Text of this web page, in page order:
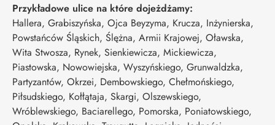
Przykładowe ulice na które dojeżdżamy:
Hallera, Grabiszyńska, Ojca Beyzyma, Krucza, Inżynierska,
Powstańców Śląskich, Ślężna, Armii Krajowej, Oławska,
Wita Stwosza, Rynek, Sienkiewicza, Mickiewicza,
Piastowska, Nowowiejska, Wyszyńskiego, Grunwaldzka,
Partyzantów, Okrzei, Dembowskiego, Chełmońskiego,
Piłsudskiego, Kołłątaja, Skargi, Olszewskiego,
Wróblewskiego, Baciarellego, Pomorska, Poniatowskiego,